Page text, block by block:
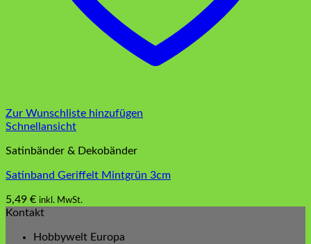
Zur Wunschliste hinzufügen
Schnellansicht
Satinbänder & Dekobänder
Satinband Geriffelt Mintgrün 3cm
5,49 € inkl. MwSt.
Kontakt
Hobbywelt Europa